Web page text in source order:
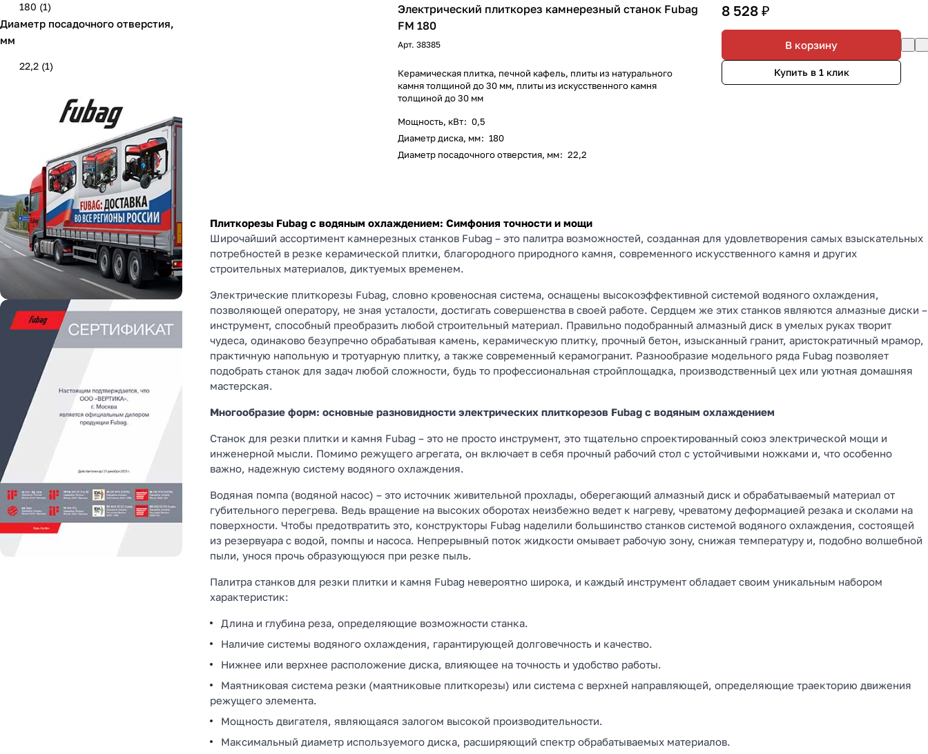
Электрический плиткорез камнерезный станок Fubag
FM 180
Арт. 38385
Керамическая плитка, печной кафель, плиты из натурального
камня толщиной до 30 мм, плиты из искусственного камня
толщиной до 30 мм
Мощность, кВт: 0,5
Диаметр диска, мм: 180
Диаметр посадочного отверстия, мм: 22,2
8 528 ₽
В корзину
Купить в 1 клик
Плиткорезы Fubag с водяным охлаждением: Симфония точности и мощи
Широчайший ассортимент камнерезных станков Fubag – это палитра возможностей, созданная для удовлетворения самых взыскательных
потребностей в резке керамической плитки, благородного природного камня, современного искусственного камня и других
строительных материалов, диктуемых временем.
Электрические плиткорезы Fubag, словно кровеносная система, оснащены высокоэффективной системой водяного охлаждения,
позволяющей оператору, не зная усталости, достигать совершенства в своей работе. Сердцем же этих станков являются алмазные диски –
инструмент, способный преобразить любой строительный материал. Правильно подобранный алмазный диск в умелых руках творит
чудеса, одинаково безупречно обрабатывая камень, керамическую плитку, прочный бетон, изысканный гранит, аристократичный мрамор,
практичную напольную и тротуарную плитку, а также современный керамогранит. Разнообразие модельного ряда Fubag позволяет
подобрать станок для задач любой сложности, будь то профессиональная стройплощадка, производственный цех или уютная домашняя
мастерская.
Многообразие форм: основные разновидности электрических плиткорезов Fubag с водяным охлаждением
Станок для резки плитки и камня Fubag – это не просто инструмент, это тщательно спроектированный союз электрической мощи и
инженерной мысли. Помимо режущего агрегата, он включает в себя прочный рабочий стол с устойчивыми ножками и, что особенно
важно, надежную систему водяного охлаждения.
Водяная помпа (водяной насос) – это источник живительной прохлады, оберегающий алмазный диск и обрабатываемый материал от
губительного перегрева. Ведь вращение на высоких оборотах неизбежно ведет к нагреву, чреватому деформацией резака и сколами на
поверхности. Чтобы предотвратить это, конструкторы Fubag наделили большинство станков системой водяного охлаждения, состоящей
из резервуара с водой, помпы и насоса. Непрерывный поток жидкости омывает рабочую зону, снижая температуру и, подобно волшебной
пыли, унося прочь образующуюся при резке пыль.
Палитра станков для резки плитки и камня Fubag невероятно широка, и каждый инструмент обладает своим уникальным набором
характеристик:
Длина и глубина реза, определяющие возможности станка.
Наличие системы водяного охлаждения, гарантирующей долговечность и качество.
Нижнее или верхнее расположение диска, влияющее на точность и удобство работы.
Маятниковая система резки (маятниковые плиткорезы) или система с верхней направляющей, определяющие траекторию движения
режущего элемента.
Мощность двигателя, являющаяся залогом высокой производительности.
Максимальный диаметр используемого диска, расширяющий спектр обрабатываемых материалов.
180 (1)
Диаметр посадочного отверстия,
мм
22,2 (1)